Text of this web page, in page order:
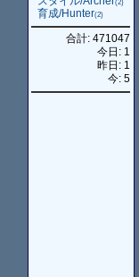
(2)
育成/Hunter(2)
合計: 471047
今日: 1
昨日: 1
今: 5